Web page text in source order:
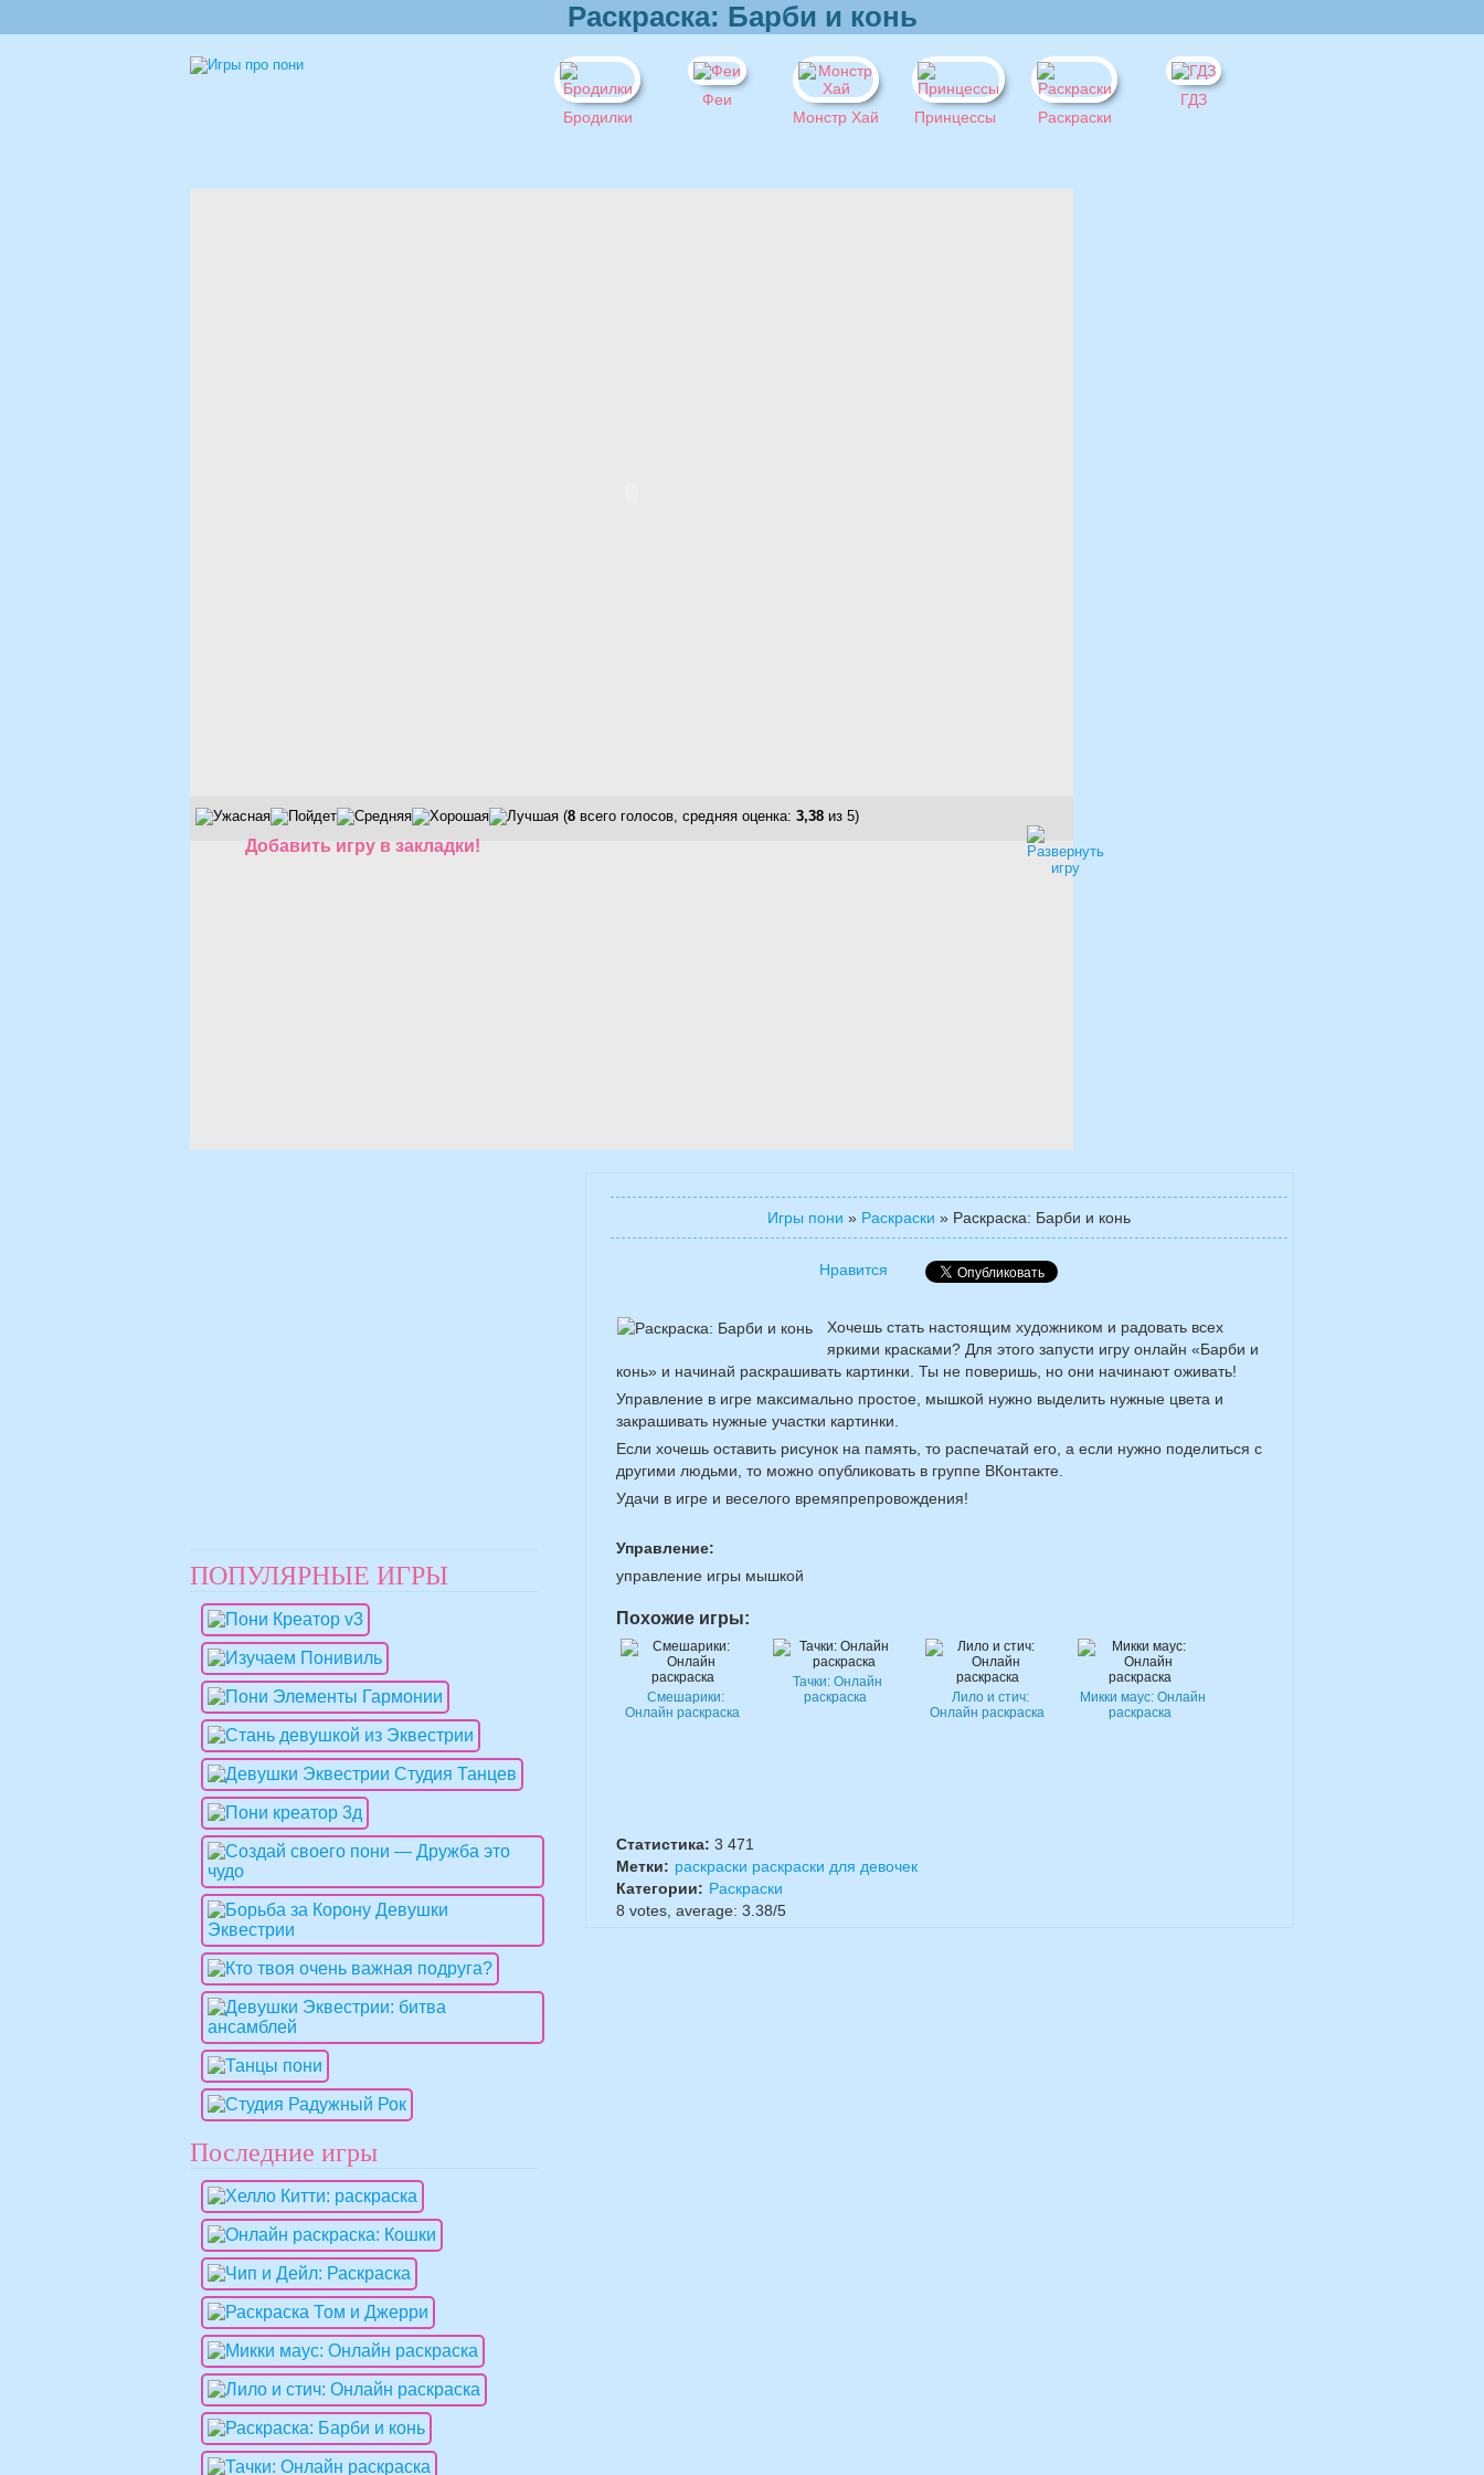
Раскраска: Барби и конь
Бродилки
Феи
Монстр Хай
Принцессы Раскраски
ГДЗ
(8 всего голосов, средняя оценка: 3,38 из 5)
Добавить игру в закладки!
Игры пони » Раскраски » Раскраска: Барби и конь
Нравится
Хочешь стать настоящим художником и радовать всех
яркими красками? Для этого запусти игру онлайн «Барби и
конь» и начинай раскрашивать картинки. Ты не поверишь, но они начинают оживать!
Управление в игре максимально простое, мышкой нужно выделить нужные цвета и
закрашивать нужные участки картинки.
Если хочешь оставить рисунок на память, то распечатай его, а если нужно поделиться с
другими людьми, то можно опубликовать в группе ВКонтакте.
Удачи в игре и веселого времяпрепровождения!
Управление:
управление игры мышкой
Похожие игры:
Смешарики:
Онлайн раскраска
Тачки: Онлайн
раскраска
Лило и стич:
Онлайн раскраска
Микки маус: Онлайн
раскраска
Статистика: 3 471
Метки: раскраски раскраски для девочек
Категории: Раскраски
8 votes, average: 3.38/5
ПОПУЛЯРНЫЕ ИГРЫ
Последние игры